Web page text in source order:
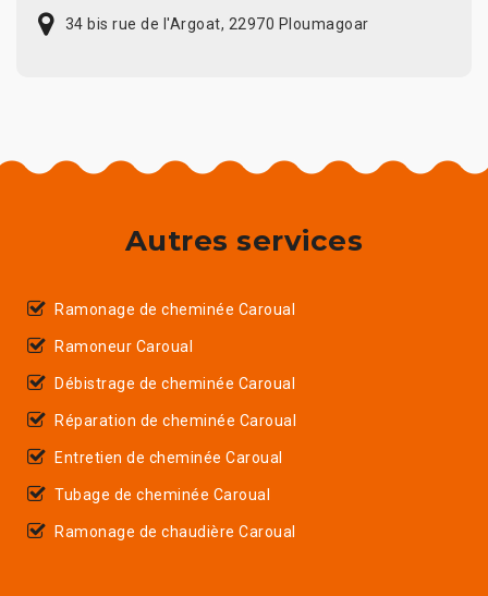
34 bis rue de l'Argoat, 22970 Ploumagoar
Autres services
Ramonage de cheminée Caroual
Ramoneur Caroual
Débistrage de cheminée Caroual
Réparation de cheminée Caroual
Entretien de cheminée Caroual
Tubage de cheminée Caroual
Ramonage de chaudière Caroual